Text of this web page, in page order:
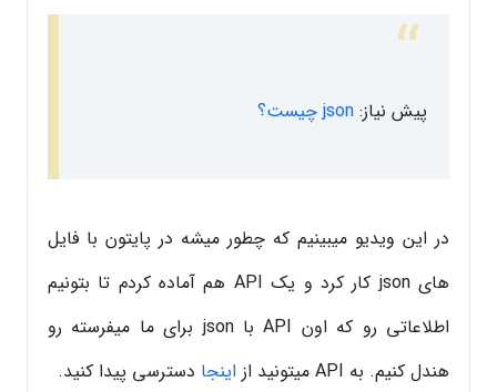
پیش نیاز: json چیست؟
در این ویدیو میبینیم که چطور میشه در پایتون با فایل
های json کار کرد و یک API هم آماده کردم تا بتونیم
اطلاعاتی رو که اون API با json برای ما میفرسته رو
هندل کنیم. به API میتونید از
اینجا دسترسی پیدا کنید.